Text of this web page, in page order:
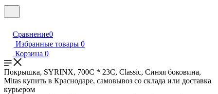
Сравнение0
Избранные товары 0
Корзина 0
Покрышка, SYRINX, 700C * 23C, Classic, Синяя боковина,
Mitas купить в Краснодаре, самовывоз со склада или доставка
курьером